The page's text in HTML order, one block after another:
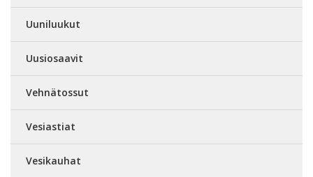
Uuniluukut
Uusiosaavit
Vehnätossut
Vesiastiat
Vesikauhat